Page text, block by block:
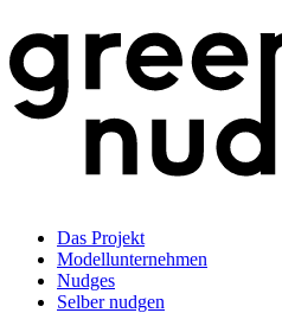
Das Projekt
Modellunternehmen
Nudges
Selber nudgen